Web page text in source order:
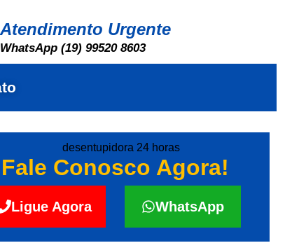
Atendimento Urgente
WhatsApp (19) 99520 8603
Fale Conosco Agora!
Ligue Agora WhatsApp